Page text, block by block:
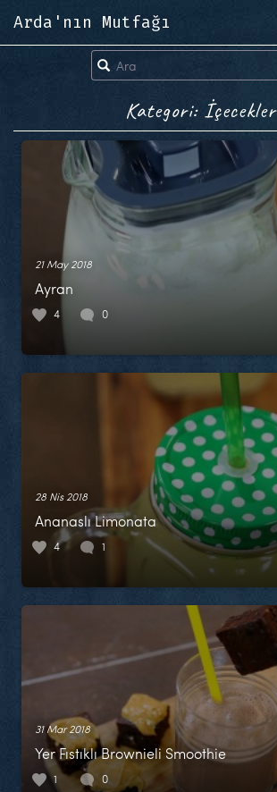
Arda'nın Mutfağı
Kategori: İçecekler
21 May 2018
Ayran
4 0
28 Nis 2018
Ananaslı Limonata
4 1
31 Mar 2018
Yer Fıstıklı Brownieli Smoothie
1 0